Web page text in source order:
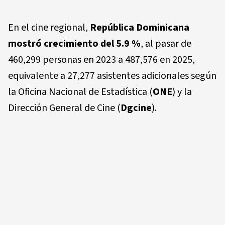
En el cine regional, República Dominicana
mostró crecimiento del 5.9 %, al pasar de
460,299 personas en 2023 a 487,576 en 2025,
equivalente a 27,277 asistentes adicionales según
la Oficina Nacional de Estadística (ONE) y la
Dirección General de Cine (Dgcine).